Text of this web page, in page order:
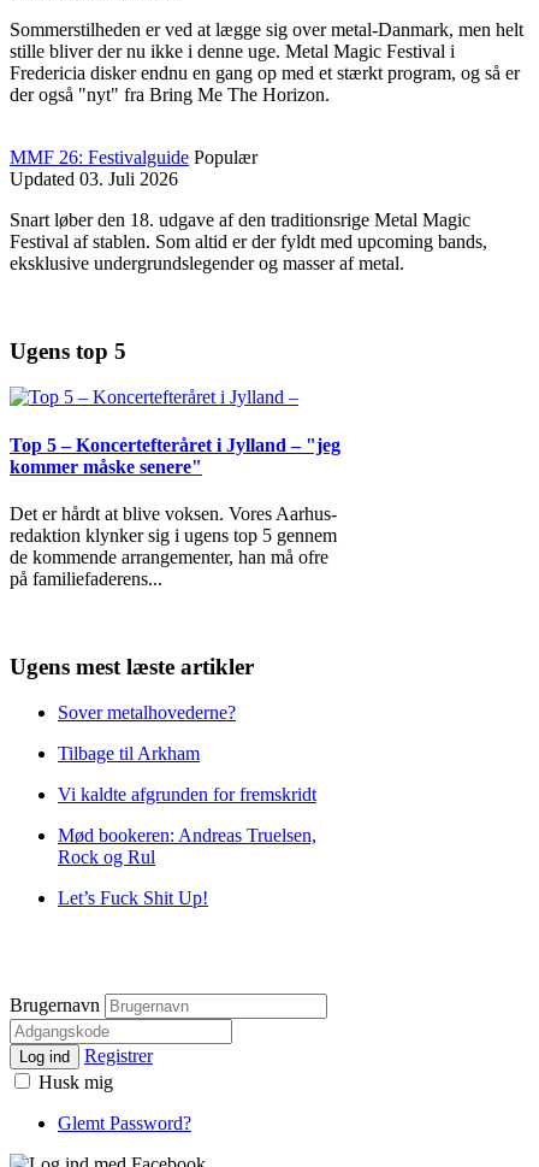
Sommerstilheden er ved at lægge sig over metal-Danmark, men helt
stille bliver der nu ikke i denne uge. Metal Magic Festival i
Fredericia disker endnu en gang op med et stærkt program, og så er
der også "nyt" fra Bring Me The Horizon.
MMF 26: Festivalguide Populær
Updated 03. Juli 2026
Snart løber den 18. udgave af den traditionsrige Metal Magic
Festival af stablen. Som altid er der fyldt med upcoming bands,
eksklusive undergrundslegender og masser af metal.
Ugens top 5
Top 5 – Koncertefteråret i Jylland – "jeg
kommer måske senere"
Det er hårdt at blive voksen. Vores Aarhus-
redaktion klynker sig i ugens top 5 gennem
de kommende arrangementer, han må ofre
på familiefaderens...
Ugens mest læste artikler
Sover metalhovederne?
Tilbage til Arkham
Vi kaldte afgrunden for fremskridt
Mød bookeren: Andreas Truelsen,
Rock og Rul
Let’s Fuck Shit Up!
Brugernavn
Log ind
Registrer
Husk mig
Glemt Password?